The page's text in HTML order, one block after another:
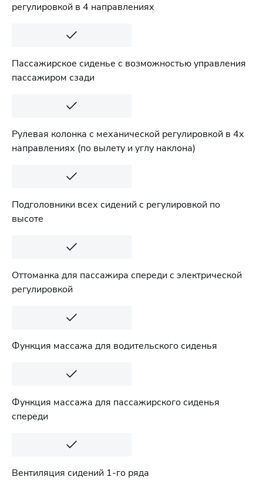
регулировкой в 4 направлениях
Пассажирское сиденье с возможностью управления
пассажиром сзади
Рулевая колонка с механической регулировкой в 4х
направлениях (по вылету и углу наклона)
Подголовники всех сидений с регулировкой по
высоте
Оттоманка для пассажира спереди с электрической
регулировкой
Функция массажа для водительского сиденья
Функция массажа для пассажирского сиденья
спереди
Вентиляция сидений 1-го ряда